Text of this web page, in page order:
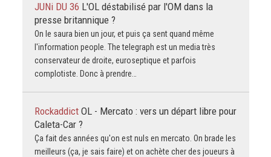
JUNi DU 36 L'OL déstabilisé par l'OM dans la
presse britannique ?
On le saura bien un jour, et puis ça sent quand même
l'information people. The telegraph est un media très
conservateur de droite, euroseptique et parfois
complotiste. Donc à prendre…
Rockaddict OL - Mercato : vers un départ libre pour
Caleta-Car ?
Ça fait des années qu'on est nuls en mercato. On brade les
meilleurs (ça, je sais faire) et on achète cher des joueurs à